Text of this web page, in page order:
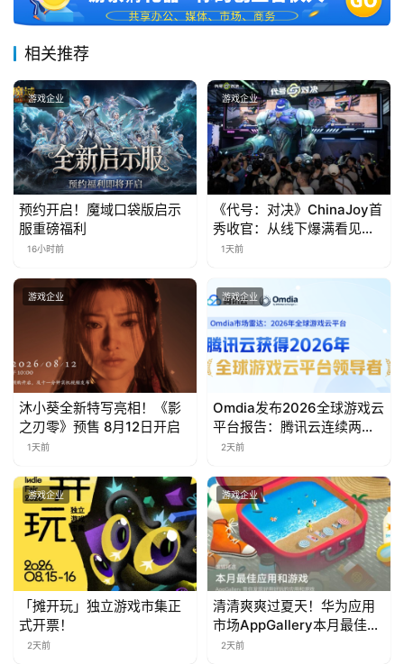
相关推荐
游戏企业
预约开启！魔域口袋版启示
服重磅福利
16小时前
游戏企业
《代号：对决》ChinaJoy首
秀收官：从线下爆满看见玩
家的真实期待
1天前
游戏企业
沐小葵全新特写亮相！《影
之刃零》预售 8月12日开启
1天前
游戏企业
Omdia发布2026全球游戏云
平台报告：腾讯云连续两年
入选“领导者”象限
2天前
游戏企业
「摊开玩」独立游戏市集正
式开票！
2天前
游戏企业
清清爽爽过夏天！华为应用
市场AppGallery本月最佳上
新，款款提升幸福感
2天前